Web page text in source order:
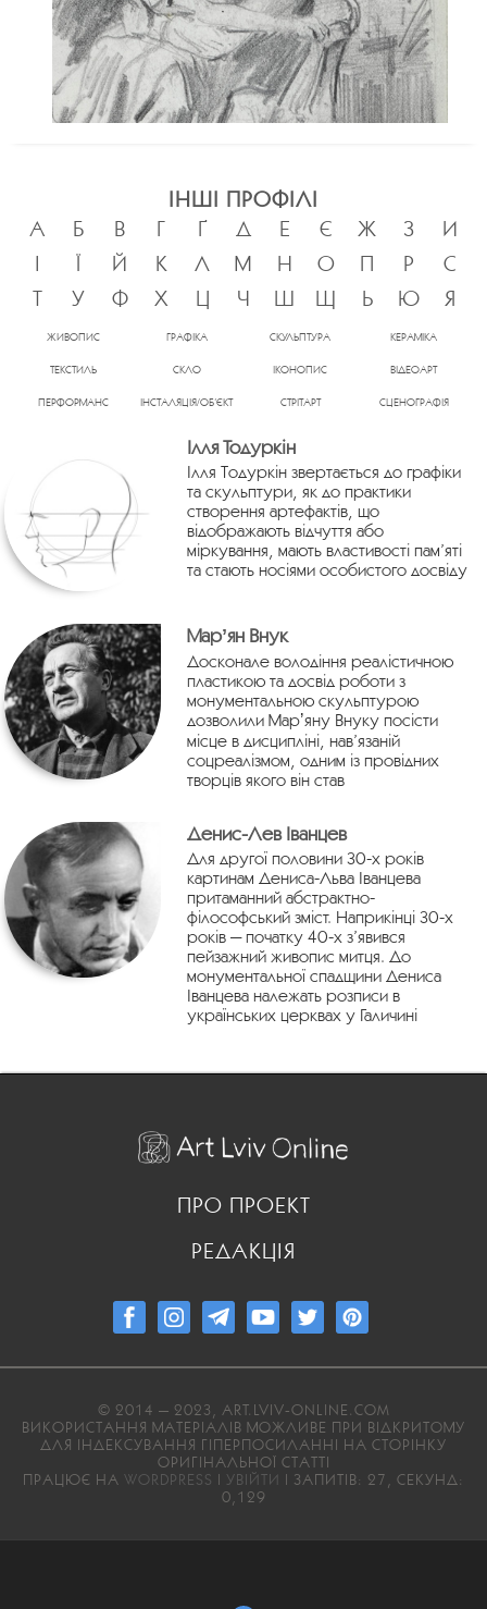
ІНШІ ПРОФІЛІ
А
Б В Г Ґ Д Е Є Ж З
И
І
Ї Й К Л М Н О П Р
С
Т
У Ф Х Ц Ч Ш Щ Ь Ю Я
ЖИВОПИС ГРАФІКА СКУЛЬПТУРА КЕРАМІКА
ТЕКСТИЛЬ СКЛО ІКОНОПИС ВІДЕОАРТ
ПЕРФОРМАНС ІНСТАЛЯЦІЯ/ОБ’ЄКТ СТРІТАРТ СЦЕНОГРАФІЯ
Ілля Тодуркін
Ілля Тодуркін звертається до графіки
та скульптури, як до практики
створення артефактів, що
відображають відчуття або
міркування, мають властивості пам’яті
та стають носіями особистого досвіду
Марʼян Внук
Досконале володіння реалістичною
пластикою та досвід роботи з
монументальною скульптурою
дозволили Марʼяну Внуку посісти
місце в дисципліні, нав’язаній
соцреалізмом, одним із провідних
творців якого він став
Денис-Лев Іванцев
Для другої половини 30-х років
картинам Дениса-Льва Іванцева
притаманний абстрактно-
філософський зміст. Наприкінці 30-х
років — початку 40-х з’явився
пейзажний живопис митця. До
монументальної спадщини Дениса
Іванцева належать розписи в
українських церквах у Галичині
ПРО ПРОЕКТ
РЕДАКЦІЯ
© 2014 — 2023, ART.LVIV-ONLINE.COM
ВИКОРИСТАННЯ МАТЕРІАЛІВ МОЖЛИВЕ ПРИ ВІДКРИТОМУ
ДЛЯ ІНДЕКСУВАННЯ ГІПЕРПОСИЛАННІ НА СТОРІНКУ
ОРИГІНАЛЬНОЇ СТАТТІ
ПРАЦЮЄ НА WORDPRESS | УВІЙТИ | ЗАПИТІВ: 27, СЕКУНД:
0,129